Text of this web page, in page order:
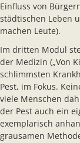
Einfluss von
städtischen Leben
machen Leute).
Im dritten Modul
der Medizin („Von
schlimmsten
Pest, im Fokus.
viele Menschen
der Pest auch ein
exemplarisch
grausamen